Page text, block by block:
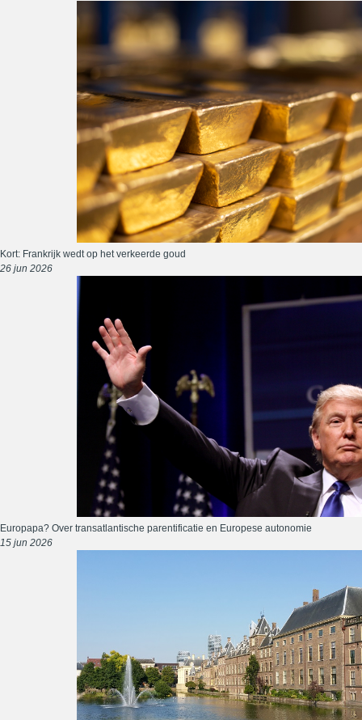
Kort: Frankrijk wedt op het verkeerde goud
26 jun 2026
Europapa? Over transatlantische parentificatie en Europese autonomie
15 jun 2026